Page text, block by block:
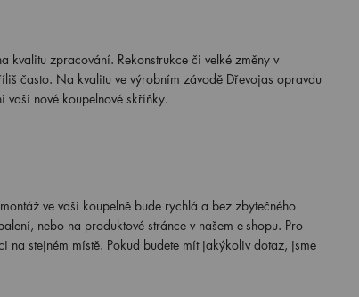
kvalitu zpracování. Rekonstrukce či velké změny v
často. Na kvalitu ve výrobním závodě Dřevojas opravdu
vaší nové koupelnové skříňky.
ve vaší koupelně bude rychlá a bez zbytečného
nebo na produktové stránce v našem e-shopu. Pro
stejném místě. Pokud budete mít jakýkoliv dotaz, jsme